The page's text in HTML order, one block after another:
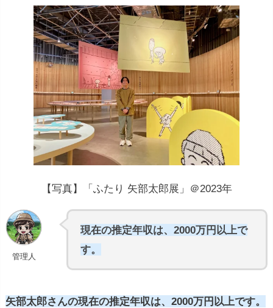
【写真】「ふたり 矢部太郎展」＠2023年
管理人
現在の推定年収は、2000万円以上で
す。
矢部太郎さんの現在の推定年収は、2000万円以上です。